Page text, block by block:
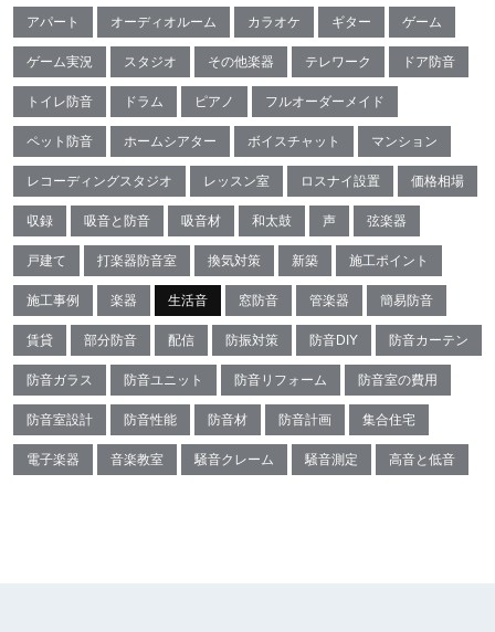
アパート オーディオルーム カラオケ ギター ゲーム
ゲーム実況 スタジオ その他楽器 テレワーク ドア防音
トイレ防音 ドラム ピアノ フルオーダーメイド
ペット防音 ホームシアター ボイスチャット マンション
レコーディングスタジオ レッスン室 ロスナイ設置 価格相場
収録 吸音と防音 吸音材 和太鼓 声 弦楽器
戸建て 打楽器防音室 換気対策 新築 施工ポイント
施工事例 楽器 生活音 窓防音 管楽器 簡易防音
賃貸 部分防音 配信 防振対策 防音DIY 防音カーテン
防音ガラス 防音ユニット 防音リフォーム 防音室の費用
防音室設計 防音性能 防音材 防音計画 集合住宅
電子楽器 音楽教室 騒音クレーム 騒音測定 高音と低音